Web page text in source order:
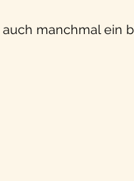
manchmal ein